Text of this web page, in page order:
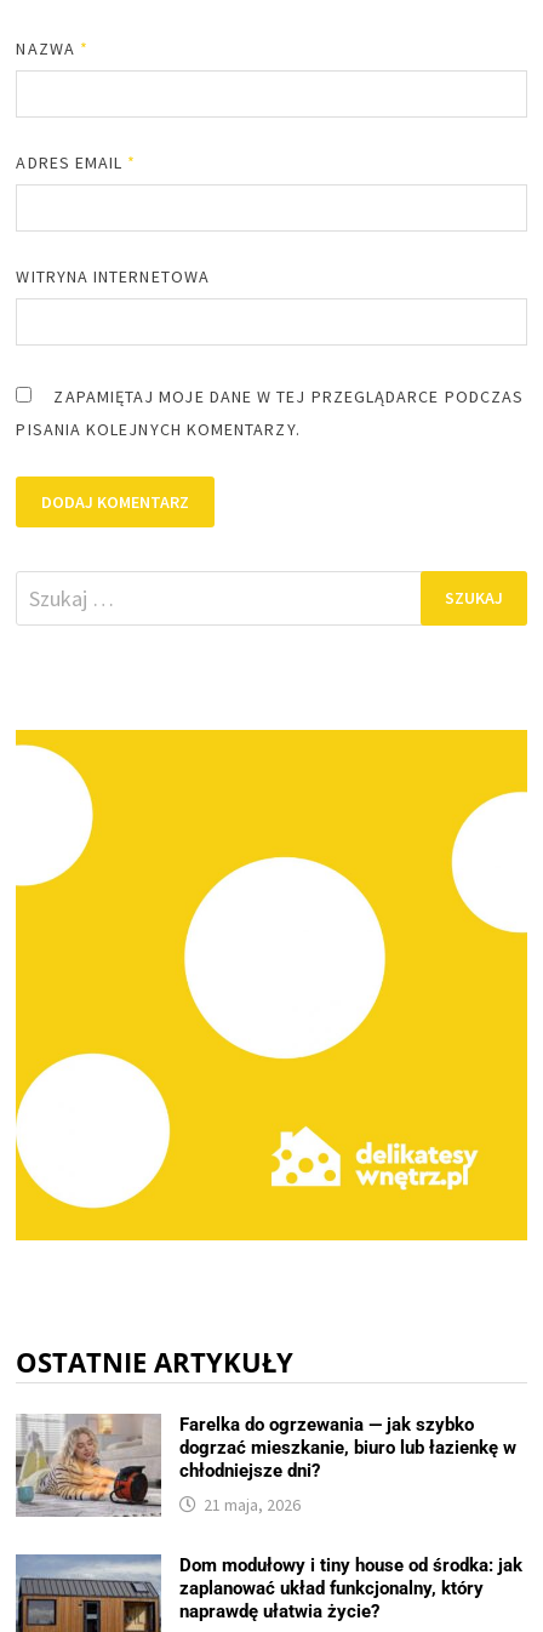
NAZWA *
ADRES EMAIL *
WITRYNA INTERNETOWA
ZAPAMIĘTAJ MOJE DANE W TEJ PRZEGLĄDARCE PODCZAS
PISANIA KOLEJNYCH KOMENTARZY.
Szukaj:
OSTATNIE ARTYKUŁY
Farelka do ogrzewania — jak szybko
dogrzać mieszkanie, biuro lub łazienkę w
chłodniejsze dni?
21 maja, 2026
Dom modułowy i tiny house od środka: jak
zaplanować układ funkcjonalny, który
naprawdę ułatwia życie?